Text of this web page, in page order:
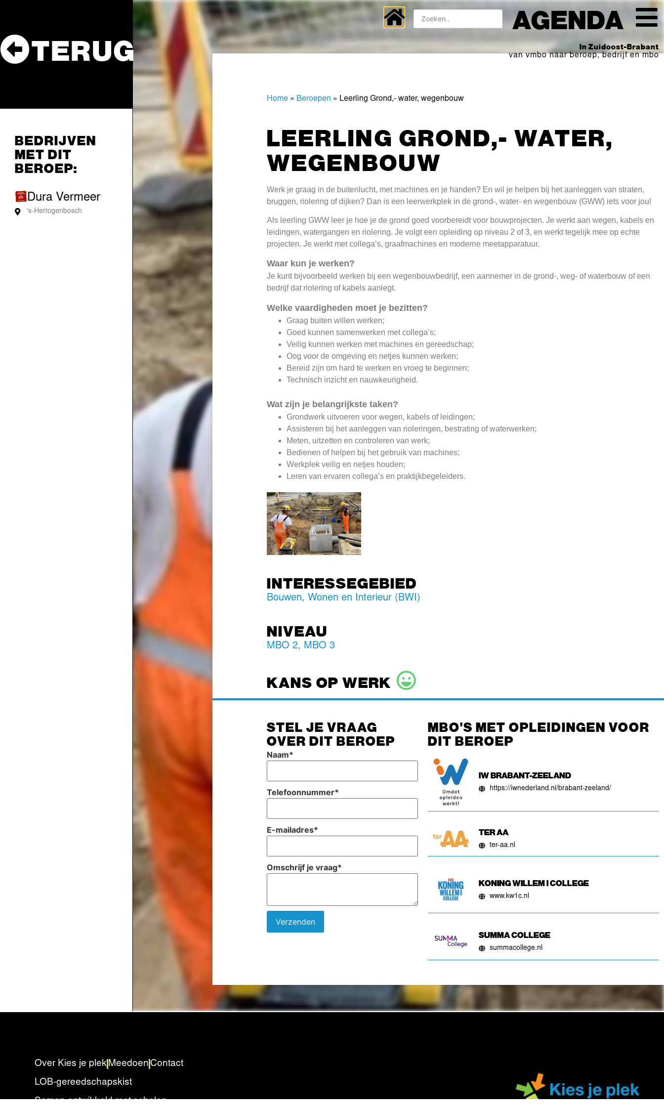
TERUG
BEDRIJVEN
MET DIT
BEROEP:
Dura Vermeer
's-Hertogenbosch
Home » Beroepen » Leerling Grond,- water, wegenbouw
LEERLING GROND,- WATER,
WEGENBOUW
Werk je graag in de buitenlucht, met machines en je handen? En wil je helpen bij het aanleggen van straten,
bruggen, riolering of dijken? Dan is een leerwerkplek in de grond-, water- en wegenbouw (GWW) iets voor jou!
Als leerling GWW leer je hoe je de grond goed voorbereidt voor bouwprojecten. Je werkt aan wegen, kabels en
leidingen, watergangen en riolering. Je volgt een opleiding op niveau 2 of 3, en werkt tegelijk mee op echte
projecten. Je werkt met collega’s, graafmachines en moderne meetapparatuur.
Waar kun je werken?
Je kunt bijvoorbeeld werken bij een wegenbouwbedrijf, een aannemer in de grond-, weg- of waterbouw of een
bedrijf dat riolering of kabels aanlegt.
Welke vaardigheden moet je bezitten?
Graag buiten willen werken;
Goed kunnen samenwerken met collega’s;
Veilig kunnen werken met machines en gereedschap;
Oog voor de omgeving en netjes kunnen werken;
Bereid zijn om hard te werken en vroeg te beginnen;
Technisch inzicht en nauwkeurigheid.
Wat zijn je belangrijkste taken?
Grondwerk uitvoeren voor wegen, kabels of leidingen;
Assisteren bij het aanleggen van rioleringen, bestrating of waterwerken;
Meten, uitzetten en controleren van werk;
Bedienen of helpen bij het gebruik van machines;
Werkplek veilig en netjes houden;
Leren van ervaren collega’s en praktijkbegeleiders.
INTERESSEGEBIED
Bouwen, Wonen en Interieur (BWI)
NIVEAU
MBO 2, MBO 3
KANS OP WERK
STEL JE VRAAG
OVER DIT BEROEP
Naam*
Telefoonnummer*
E-mailadres*
Omschrijf je vraag*
Verzenden
MBO'S MET OPLEIDINGEN VOOR
DIT BEROEP
IW BRABANT-ZEELAND
https://iwnederland.nl/brabant-zeeland/
TER AA
ter-aa.nl
KONING WILLEM I COLLEGE
www.kw1c.nl
SUMMA COLLEGE
summacollege.nl
Over Kies je plek Meedoen Contact
LOB-gereedschapskist
Samen ontwikkeld met scholen
AGENDA
In Zuidoost-Brabant
van vmbo naar beroep, bedrijf en mbo